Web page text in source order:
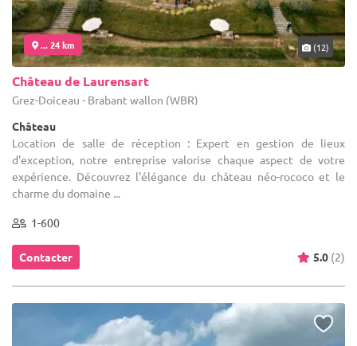
... 24 km (12)
Château de Laurensart
Grez-Doiceau - Brabant wallon (WBR)
Château
Location de salle de réception : Expert en gestion de lieux
d'exception, notre entreprise valorise chaque aspect de votre
expérience. Découvrez l'élégance du château néo-rococo et le
charme du domaine ...
1-600
Contacter 5.0 (2)